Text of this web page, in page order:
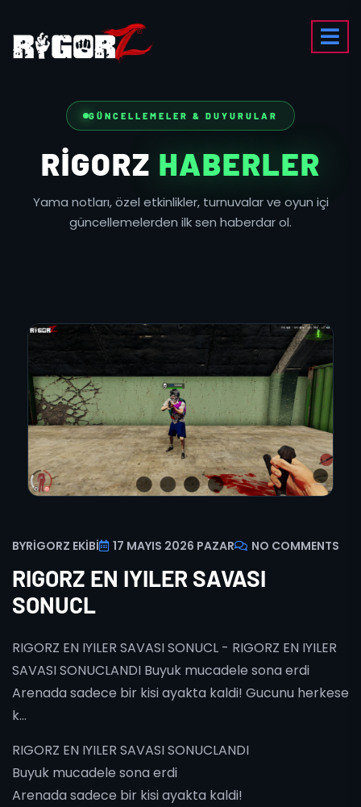
GÜNCELLEMELER & DUYURULAR
RIGORZ HABERLER
Yama notları, özel etkinlikler, turnuvalar ve oyun içi
güncellemelerden ilk sen haberdar ol.
BYRIGORZ EKIBI 17 MAYIS 2026 PAZAR NO COMMENTS
RIGORZ EN IYILER SAVASI
SONUCL
RIGORZ EN IYILER SAVASI SONUCL - RIGORZ EN IYILER
SAVASI SONUCLANDI Buyuk mucadele sona erdi
Arenada sadece bir kisi ayakta kaldi! Gucunu herkese
k...
RIGORZ EN IYILER SAVASI SONUCLANDI
Buyuk mucadele sona erdi
Arenada sadece bir kisi ayakta kaldi!